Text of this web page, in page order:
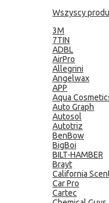
Wszyscy
3M
7TIN
ADBL
AirPro
Allegrini
Angelwax
APP
Aqua
Auto Graph
Autosol
Autotriz
BenBow
BigBoi
BILT-HAMBER
Brayt
California
Car Pro
Cartec